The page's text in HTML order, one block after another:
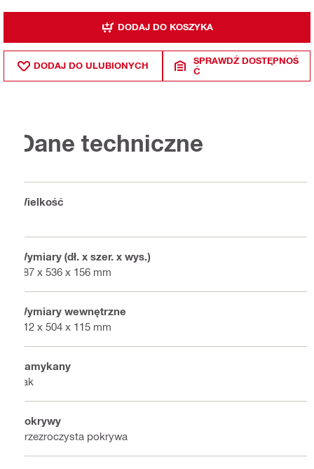
DODAJ DO KOSZYKA
DODAJ DO ULUBIONYCH
SPRAWDŹ DOSTĘPNOŚ
Ć
Dane techniczne
Wielkość
Wymiary (dł. x szer. x wys.)
387 x 536 x 156 mm
Wymiary wewnętrzne
312 x 504 x 115 mm
Zamykany
Tak
Pokrywy
Przezroczysta pokrywa